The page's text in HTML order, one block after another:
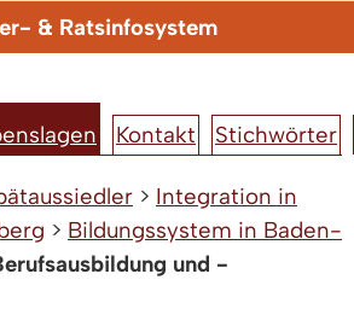
& Ratsinfosystem
Kontakt Stichwörter
> Integration in
> Bildungssystem in Baden-
und -